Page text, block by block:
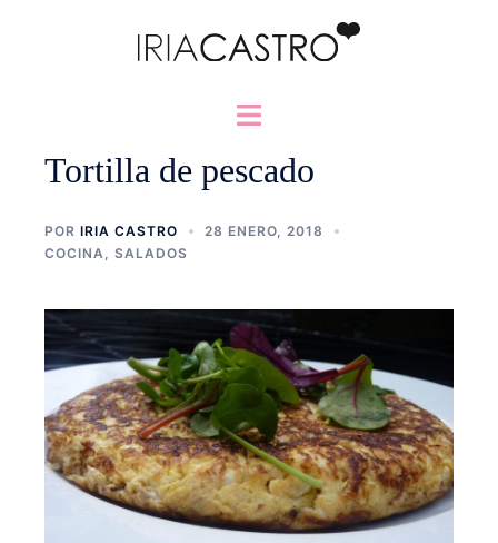
Alternar
Tortilla de pescado
POR IRIA CASTRO
28 ENERO, 2018
COCINA
SALADOS